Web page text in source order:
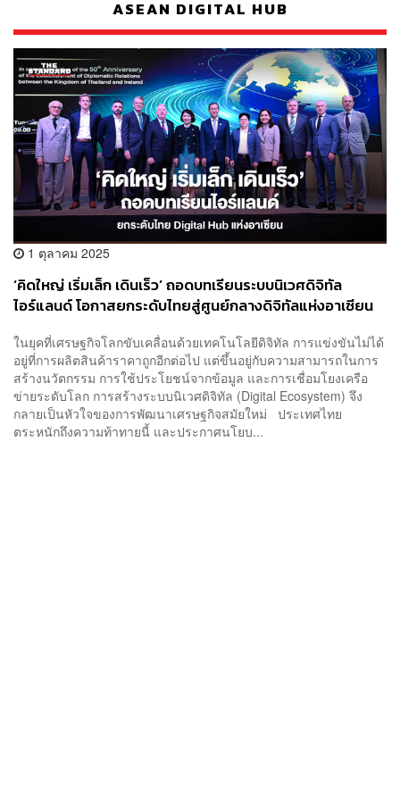
ASEAN DIGITAL HUB
1 ตุลาคม 2025
‘คิดใหญ่ เริ่มเล็ก เดินเร็ว’ ถอดบทเรียนระบบนิเวศดิจิทัล
ไอร์แลนด์ โอกาสยกระดับไทยสู่ศูนย์กลางดิจิทัลแห่งอาเซียน
ในยุคที่เศรษฐกิจโลกขับเคลื่อนด้วยเทคโนโลยีดิจิทัล การแข่งขันไม่ได้
อยู่ที่การผลิตสินค้าราคาถูกอีกต่อไป แต่ขึ้นอยู่กับความสามารถในการ
สร้างนวัตกรรม การใช้ประโยชน์จากข้อมูล และการเชื่อมโยงเครือ
ข่ายระดับโลก การสร้างระบบนิเวศดิจิทัล (Digital Ecosystem) จึง
กลายเป็นหัวใจของการพัฒนาเศรษฐกิจสมัยใหม่ ประเทศไทย
ตระหนักถึงความท้าทายนี้ และประกาศนโยบ...